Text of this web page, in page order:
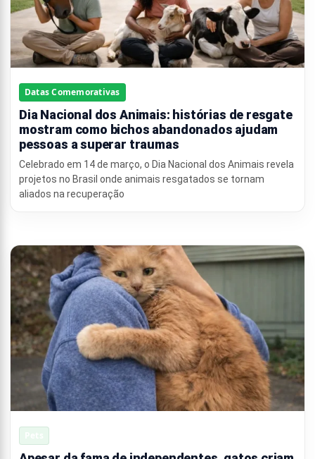
Datas Comemorativas
Dia Nacional dos Animais: histórias de resgate
mostram como bichos abandonados ajudam
pessoas a superar traumas
Celebrado em 14 de março, o Dia Nacional dos Animais revela
projetos no Brasil onde animais resgatados se tornam
aliados na recuperação